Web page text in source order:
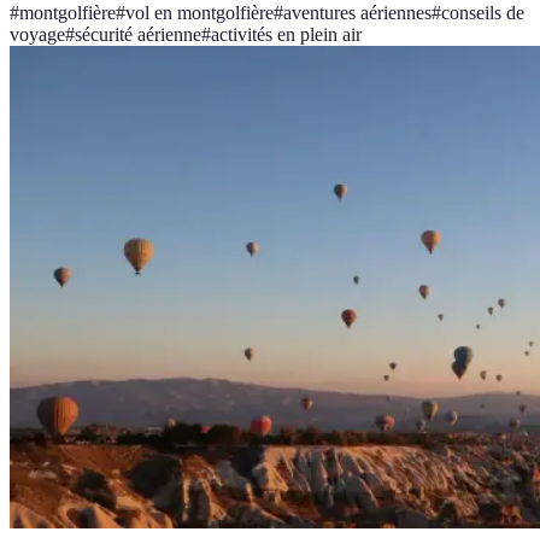
#montgolfière#vol en montgolfière#aventures aériennes#conseils de
voyage#sécurité aérienne#activités en plein air